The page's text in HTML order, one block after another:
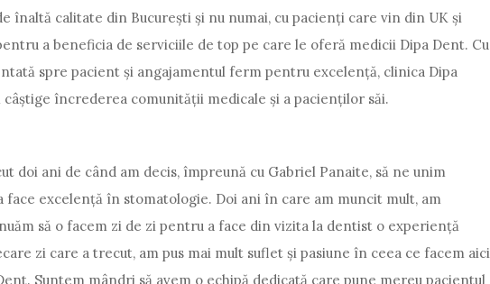
înaltă calitate din București și nu numai, cu pacienți care vin din UK și
a beneficia de serviciile de top pe care le oferă medicii Dipa Dent. Cu
spre pacient și angajamentul ferm pentru excelență, clinica Dipa
câștige încrederea comunității medicale și a pacienților săi.
doi ani de când am decis, împreună cu Gabriel Panaite, să ne unim
excelență în stomatologie. Doi ani în care am muncit mult, am
să o facem zi de zi pentru a face din vizita la dentist o experiență
zi care a trecut, am pus mai mult suflet și pasiune în ceea ce facem aici
Suntem mândri să avem o echipă dedicată care pune mereu pacientul